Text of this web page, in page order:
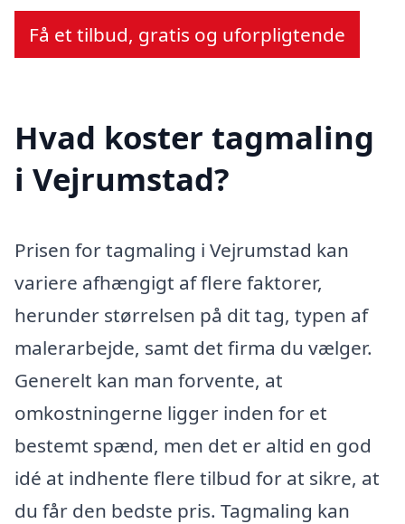
Få et tilbud, gratis og uforpligtende
Hvad koster tagmaling
i Vejrumstad?
Prisen for tagmaling i Vejrumstad kan
variere afhængigt af flere faktorer,
herunder størrelsen på dit tag, typen af
malerarbejde, samt det firma du vælger.
Generelt kan man forvente, at
omkostningerne ligger inden for et
bestemt spænd, men det er altid en god
idé at indhente flere tilbud for at sikre, at
du får den bedste pris. Tagmaling kan